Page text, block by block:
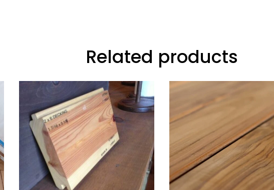
Related products